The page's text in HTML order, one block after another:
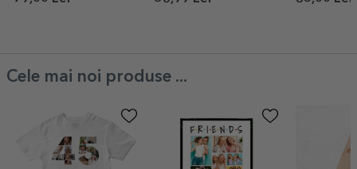
Cele mai noi produse ...